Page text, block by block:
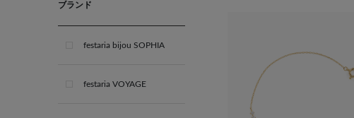
ブランド
festaria bijou SOPHIA
festaria VOYAGE